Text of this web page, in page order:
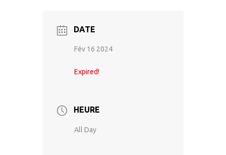
DATE
Fév 16 2024
Expired!
HEURE
All Day